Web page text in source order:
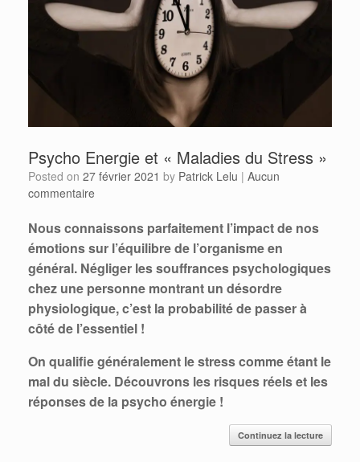
Psycho Energie et « Maladies du Stress »
Posted on 27 février 2021 by Patrick Lelu | Aucun
commentaire
Nous connaissons parfaitement l’impact de nos
émotions sur l’équilibre de l’organisme en
général. Négliger les souffrances psychologiques
chez une personne montrant un désordre
physiologique, c’est la probabilité de passer à
côté de l’essentiel !
On qualifie généralement le stress comme étant le
mal du siècle. Découvrons les risques réels et les
réponses de la psycho énergie !
Continuez la lecture